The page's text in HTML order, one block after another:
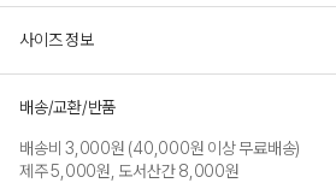
사이즈 정보
배송/교환/반품
배송비 3,000원 (40,000원 이상 무료배송)
제주 5,000원, 도서산간 8,000원